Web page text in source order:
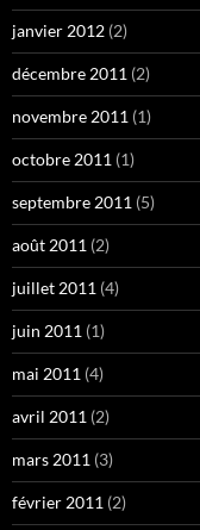
janvier 2012 (2)
décembre 2011 (2)
novembre 2011 (1)
octobre 2011 (1)
septembre 2011 (5)
août 2011 (2)
juillet 2011 (4)
juin 2011 (1)
mai 2011 (4)
avril 2011 (2)
mars 2011 (3)
février 2011 (2)